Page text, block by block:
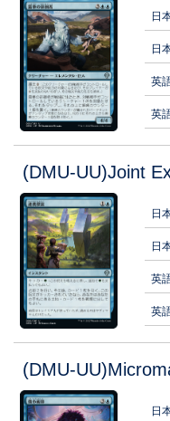
日
日
英
英
(DMU-UU)Joint
日
日
英
英
(DMU-
日